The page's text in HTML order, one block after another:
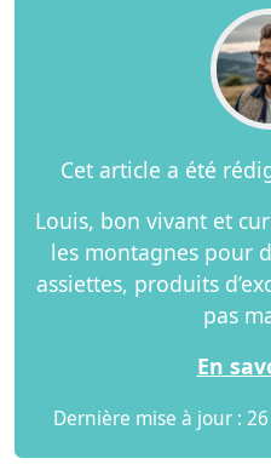
Cet article a été
Louis, bon vivant et
les montagnes pour
assiettes, produits
pas
En
Dernière mise à jour :